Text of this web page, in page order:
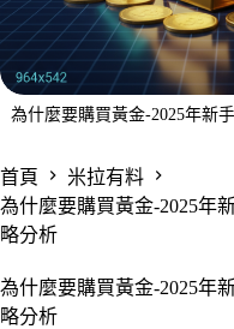
為什麼要購買黃金-2025年新
首頁
米拉有料
為什麼要購買黃金-2025年
略分析
為什麼要購買黃金-2025年
略分析